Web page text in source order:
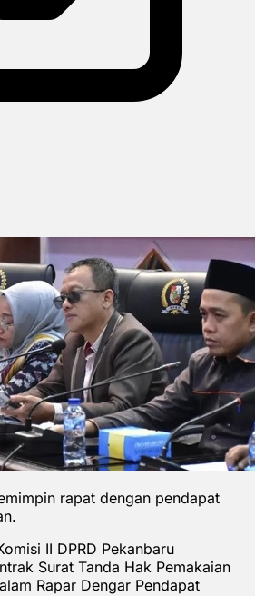
rapat dengan pendapat
II DPRD Pekanbaru
Surat Tanda Hak Pemakaian
Rapar Dengar Pendapat